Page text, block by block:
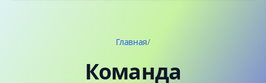
Главная/
Команда